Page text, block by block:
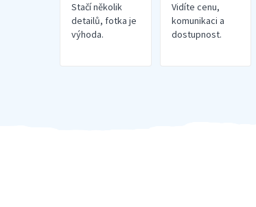
Stačí několik
detailů, fotka je
výhoda.
Vidíte cenu,
komunikaci a
dostupnost.